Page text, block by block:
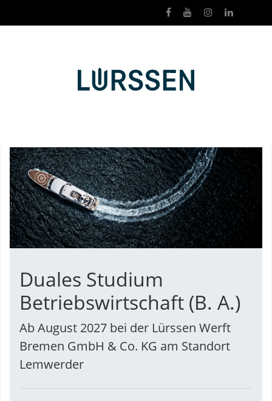
Duales Studium
Betriebswirtschaft (B. A.)
Ab August 2027 bei der Lürssen Werft
Bremen GmbH & Co. KG am Standort
Lemwerder